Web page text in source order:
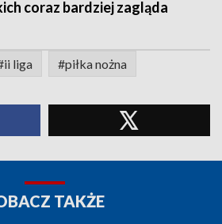
coraz bardziej zagląda
liga #piłka nożna
TAKŻE